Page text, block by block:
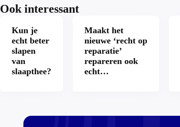
Ook interessant
Kun je
echt beter
slapen
van
slaapthee?
Maakt het
nieuwe ‘recht op
reparatie’
repareren ook
echt